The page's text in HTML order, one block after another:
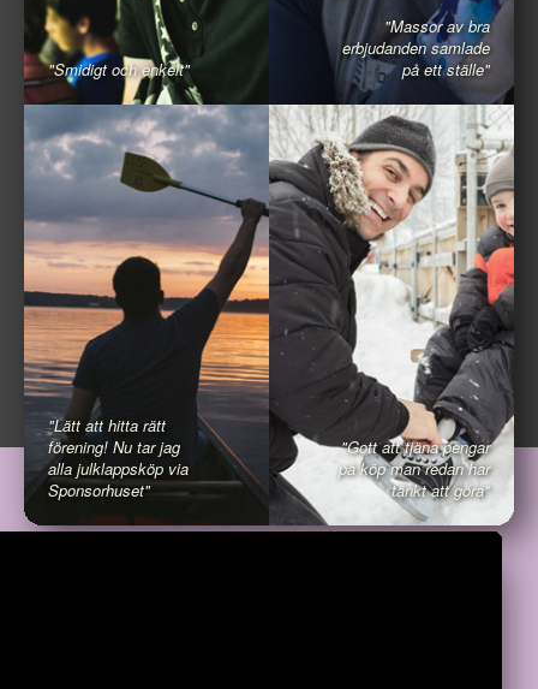
"Smidigt och enkelt"
"Massor av bra
erbjudanden samlade
på ett ställe"
"Lätt att hitta rätt
förening! Nu tar jag
alla julklappsköp via
Sponsorhuset"
"Gott att tjäna pengar
på köp man redan har
tänkt att göra"